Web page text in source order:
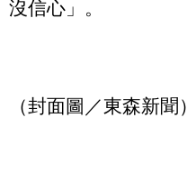
沒信心」。
（封面圖／東森新聞）